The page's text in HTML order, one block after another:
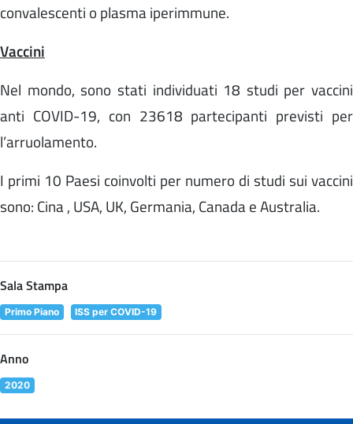
convalescenti o plasma iperimmune.
Vaccini
Nel mondo, sono stati individuati 18 studi per vaccini
anti COVID-19, con 23618 partecipanti previsti per
l’arruolamento.
I primi 10 Paesi coinvolti per numero di studi sui vaccini
sono: Cina , USA, UK, Germania, Canada e Australia.
Sala Stampa
Primo Piano ISS per COVID-19
Anno
2020